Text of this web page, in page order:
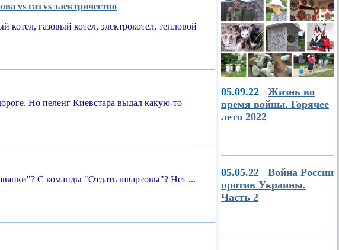
vs газ vs электричество
газовый котел, электрокотел, тепловой
Но пеленг Киевстара выдал какую-то
С команды "Отдать швартовы"? Нет ...
05.09.22 Жизнь во
время войны. Горячее
лето 2022
05.05.22 Война России
против Украины.
Часть 2